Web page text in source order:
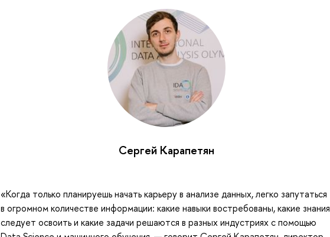
Сергей Карапетян
«Когда только планируешь начать карьеру в анализе данных, легко запутаться
в огромном количестве информации: какие навыки востребованы, какие знания
следует освоить и какие задачи решаются в разных индустриях с помощью